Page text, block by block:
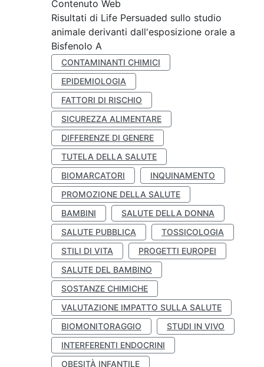
Contenuto Web
Risultati di Life Persuaded sullo studio
animale derivanti dall'esposizione orale a
Bisfenolo A
CONTAMINANTI CHIMICI
EPIDEMIOLOGIA
FATTORI DI RISCHIO
SICUREZZA ALIMENTARE
DIFFERENZE DI GENERE
TUTELA DELLA SALUTE
BIOMARCATORI
INQUINAMENTO
PROMOZIONE DELLA SALUTE
BAMBINI
SALUTE DELLA DONNA
SALUTE PUBBLICA
TOSSICOLOGIA
STILI DI VITA
PROGETTI EUROPEI
SALUTE DEL BAMBINO
SOSTANZE CHIMICHE
VALUTAZIONE IMPATTO SULLA SALUTE
BIOMONITORAGGIO
STUDI IN VIVO
INTERFERENTI ENDOCRINI
OBESITÀ INFANTILE